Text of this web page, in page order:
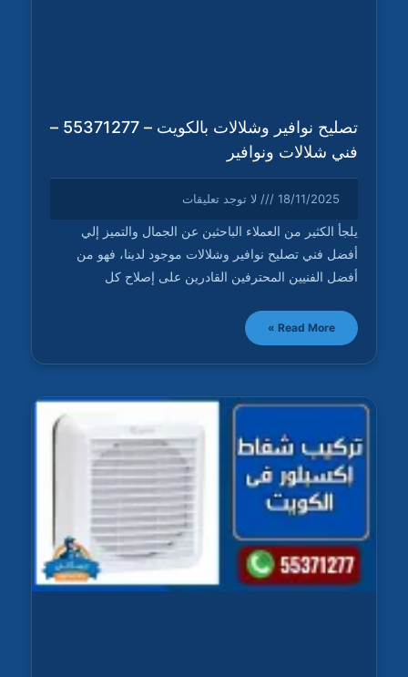
تصليح نوافير وشلالات بالكويت – 55371277 –
فني شلالات ونوافير
18/11/2025 لا توجد تعليقات
يلجأ الكثير من العملاء الباحثين عن الجمال والتميز إلي
أفضل فني تصليح نوافير وشلالات موجود لدينا، فهو من
أفضل الفنيين المحترفين القادرين على إصلاح كل
Read More »